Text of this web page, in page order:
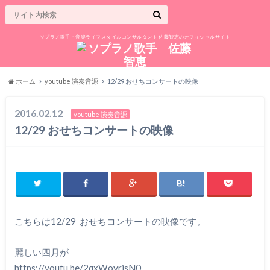
ソプラノ歌手・音楽ライフスタイルコンサルタント 佐藤智恵のオフィシャルサイト
ホーム youtube 演奏音源 12/29 おせちコンサートの映像
2016.02.12 youtube 演奏音源
12/29 おせちコンサートの映像
こちらは12/29 おせちコンサートの映像です。
麗しい四月が
https://youtu.be/2qxWoyrjsN0